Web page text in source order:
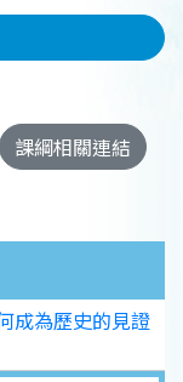
課綱相關連結
成為歷史的見證